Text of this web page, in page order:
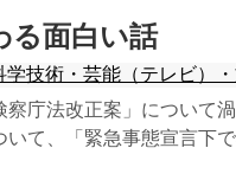
る面白い話
学技術・芸能（テレビ）
庁法改正案」について
て、「緊急事態宣言下